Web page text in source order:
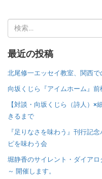
索:
最近の投稿
北尾修一エッセイ教室、関西で
向坂くじら『アイムホーム』前
【対談・向坂くじら（詩人）
きるまで
『足りなさを味わう』刊行記
ピを味わう会
堀静香のサイレント・ダイア
～ 開催します。